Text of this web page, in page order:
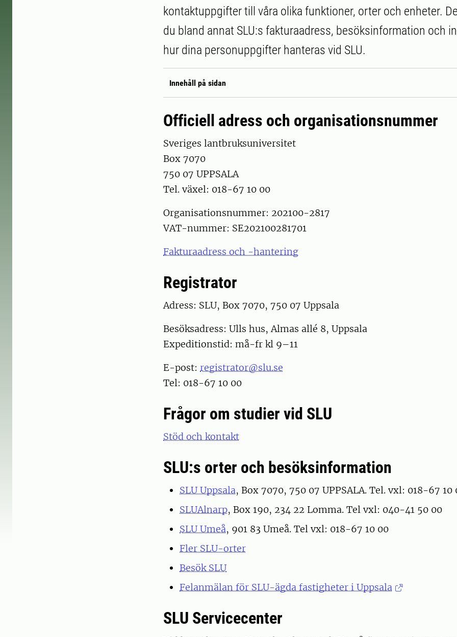
kontaktuppgifter till våra olika funktioner, orter och enheter.
du bland annat SLU:s fakturaadress, besöksinformation och
hur dina personuppgifter hanteras vid SLU.
Innehåll på sidan
Officiell adress och organisationsnummer
Sveriges lantbruksuniversitet
Box 7070
750 07 UPPSALA
Tel. växel: 018-67 10 00
Organisationsnummer: 202100-2817
VAT-nummer: SE202100281701
Fakturaadress och -hantering
Registrator
Adress: SLU, Box 7070, 750 07 Uppsala
Besöksadress: Ulls hus, Almas allé 8, Uppsala
Expeditionstid: må-fr kl 9–11
E-post: registrator@slu.se
Tel: 018-67 10 00
Frågor om studier vid SLU
Stöd och kontakt
SLU:s orter och besöksinformation
SLU Uppsala, Box 7070, 750 07 UPPSALA. Tel. vxl: 018-67 10
SLUAlnarp, Box 190, 234 22 Lomma. Tel vxl: 040-41 50 00
SLU Umeå, 901 83 Umeå. Tel vxl: 018-67 10 00
Fler SLU-orter
Besök SLU
Felanmälan för SLU-ägda fastigheter i Uppsala
SLU Servicecenter